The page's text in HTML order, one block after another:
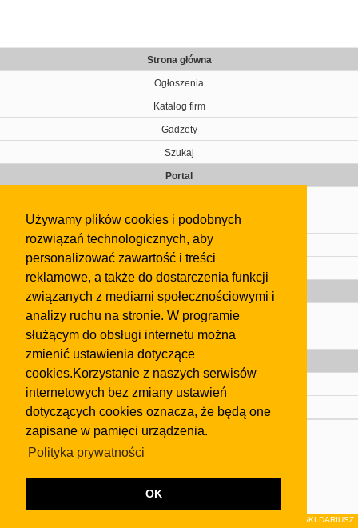
Używamy plików cookies i podobnych
rozwiązań technologicznych, aby
personalizować zawartość i treści
reklamowe, a także do dostarczenia funkcji
związanych z mediami społecznościowymi i
analizy ruchu na stronie. W programie
służącym do obsługi internetu można
zmienić ustawienia dotyczące
cookies.Korzystanie z naszych serwisów
internetowych bez zmiany ustawień
dotyczących cookies oznacza, że będą one
zapisane w pamięci urządzenia.
Polityka prywatności
OK
Strona główna
Ogłoszenia
Katalog firm
Gadżety
Szukaj
Portal
Kontakt
Regulamin
Gazeta
Olkusz
Kontakt
Strefa dla biznesu
Biura nieruchomości
Dealerzy i autokomisy
Skontaktuj się z nami
regulaminuiPolityki Prywatności.
Klauzula FB
© 2026Wydawnictwo NEON sp. z o.o. (dawniej: FIRMA NEON MAREK KLUCZEWSKI DARIUSZ